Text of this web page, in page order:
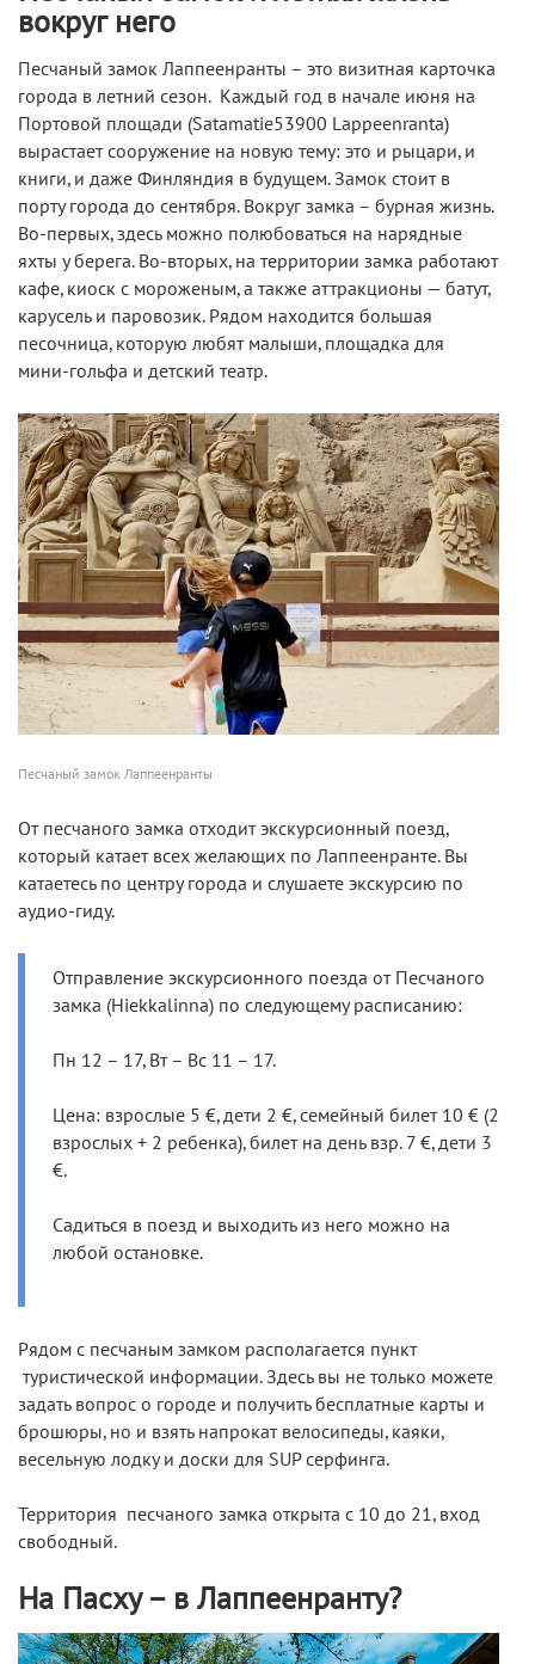
вокруг него
Песчаный замок Лаппеенранты – это визитная карточка
города в летний сезон. Каждый год в начале июня на
Портовой площади (Satamatie53900 Lappeenranta)
вырастает сооружение на новую тему: это и рыцари, и
книги, и даже Финляндия в будущем. Замок стоит в
порту города до сентября. Вокруг замка – бурная жизнь.
Во-первых, здесь можно полюбоваться на нарядные
яхты у берега. Во-вторых, на территории замка работают
кафе, киоск с мороженым, а также аттракционы — батут,
карусель и паровозик. Рядом находится большая
песочница, которую любят малыши, площадка для
мини-гольфа и детский театр.
Песчаный замок Лаппеенранты
От песчаного замка отходит экскурсионный поезд,
который катает всех желающих по Лаппеенранте. Вы
катаетесь по центру города и слушаете экскурсию по
аудио-гиду.
Отправление экскурсионного поезда от Песчаного
замка (Hiekkalinna) по следующему расписанию:
Пн 12 – 17, Вт – Вс 11 – 17.
Цена: взрослые 5 €, дети 2 €, семейный билет 10 € (2
взрослых + 2 ребенка), билет на день взр. 7 €, дети 3
€.
Садиться в поезд и выходить из него можно на
любой остановке.
Рядом с песчаным замком располагается пункт
туристической информации. Здесь вы не только можете
задать вопрос о городе и получить бесплатные карты и
брошюры, но и взять напрокат велосипеды, каяки,
весельную лодку и доски для SUP серфинга.
Территория песчаного замка открыта с 10 до 21, вход
свободный.
На Пасху – в Лаппеенранту?